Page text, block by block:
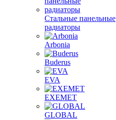
Стальные панельные
радиаторы
Arbonia
Buderus
EVA
EXEMET
GLOBAL